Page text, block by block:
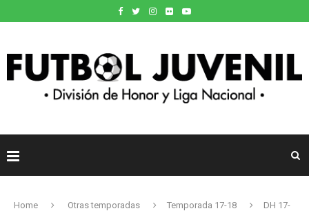
Home Otras temporadas Temporada 17-18
DH 17-